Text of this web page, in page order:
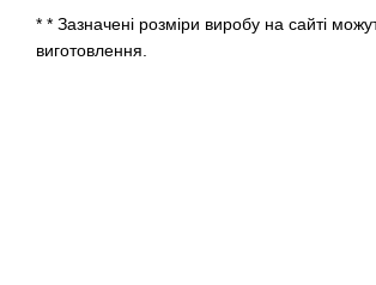
* * Зазначені розміри виробу на сайті
виготовлення.